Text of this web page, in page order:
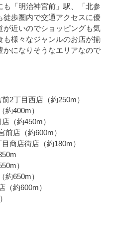
「明治神宮前」駅、「北参
歩圏内で交通アクセスに優
が近いのでショッピングも気
様々なジャンルのお店が揃
かになりそうなエリアなので
2丁目西店（約250m）
約400m）
（約450m）
前店（約600m）
商店街店（約180m）
）
約650m）
（約600m）